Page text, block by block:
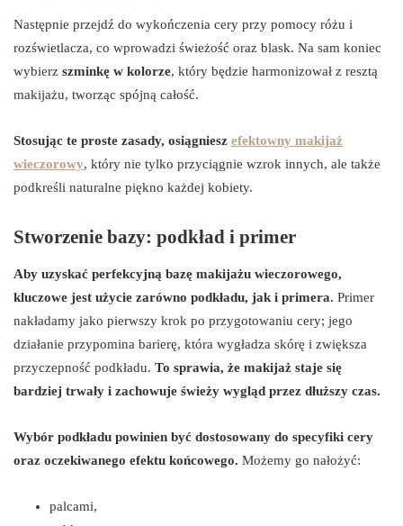
Następnie przejdź do wykończenia cery przy pomocy różu i
rozświetlacza, co wprowadzi świeżość oraz blask. Na sam koniec
wybierz szminkę w kolorze, który będzie harmonizował z resztą
makijażu, tworząc spójną całość.
Stosując te proste zasady, osiągniesz efektowny makijaż
wieczorowy, który nie tylko przyciągnie wzrok innych, ale także
podkreśli naturalne piękno każdej kobiety.
Stworzenie bazy: podkład i primer
Aby uzyskać perfekcyjną bazę makijażu wieczorowego,
kluczowe jest użycie zarówno podkładu, jak i primera. Primer
nakładamy jako pierwszy krok po przygotowaniu cery; jego
działanie przypomina barierę, która wygładza skórę i zwiększa
przyczepność podkładu. To sprawia, że makijaż staje się
bardziej trwały i zachowuje świeży wygląd przez dłuższy czas.
Wybór podkładu powinien być dostosowany do specyfiki cery
oraz oczekiwanego efektu końcowego. Możemy go nałożyć:
palcami,